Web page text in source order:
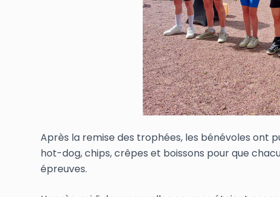
Après la remise des trophées, les bénévoles ont
hot-dog, chips, crêpes et boissons pour que
épreuves.